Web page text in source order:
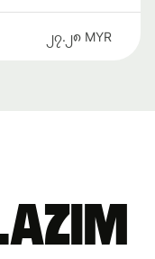
၂၇.၂၈ MYR